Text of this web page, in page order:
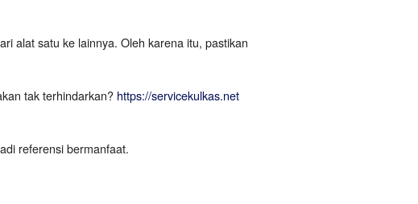
alat satu ke lainnya. Oleh karena itu, pastikan
tak terhindarkan? https://servicekulkas.net
referensi bermanfaat.